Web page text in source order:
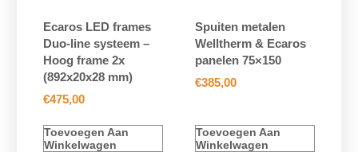
Ecaros LED frames
Duo-line systeem –
Hoog frame 2x
(892x20x28 mm)
€475,00
Toevoegen Aan
Winkelwagen
Spuiten metalen
Welltherm & Ecaros
panelen 75×150
€385,00
Toevoegen Aan
Winkelwagen